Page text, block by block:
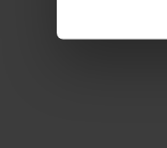
Per